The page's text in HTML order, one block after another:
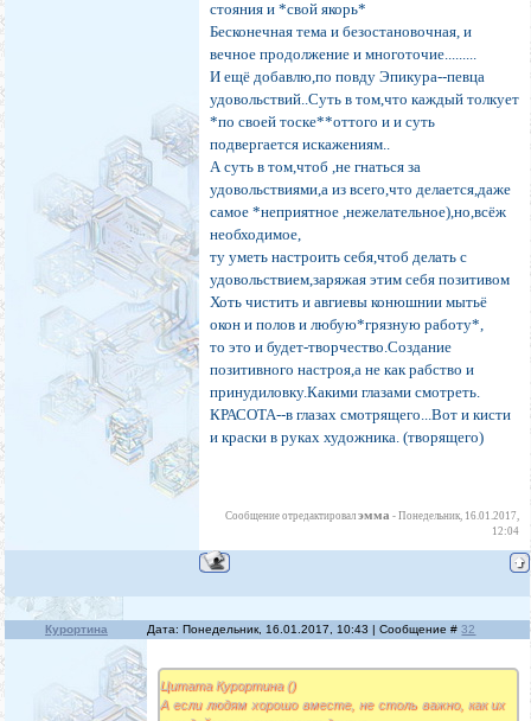
стояния и *свой якорь*
Бесконечная тема и безостановочная, и
вечное продолжение и многоточие.........
И ещё добавлю,по повду Эпикура--певца
удовольствий..Суть в том,что каждый толкует
*по своей тоске**оттого и и суть
подвергается искажениям..
А суть в том,чтоб ,не гнаться за
удовольствиями,а из всего,что делается,даже
самое *неприятное ,нежелательное),но,всёж
необходимое,
ту уметь настроить себя,чтоб делать с
удовольствием,заряжая этим себя позитивом
Хоть чистить и авгиевы конюшнии мытьё
окон и полов и любую*грязную работу*,
то это и будет-творчество.Создание
позитивного настроя,а не как рабство и
принудиловку.Какими глазами смотреть.
КРАСОТА--в глазах смотрящего...Вот и кисти
и краски в руках художника. (творящего)
Сообщение отредактировалэмма -Понедельник, 16.01.2017,
12:04
Курортина Дата: Понедельник, 16.01.2017, 10:43 | Сообщение #32
Цитата Курортина ()
А если людям хорошо вместе, не столь важно, как их